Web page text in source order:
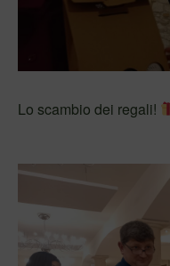
Lo scambio dei regali!